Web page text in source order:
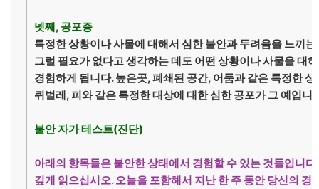
넷째, 공포증
특정한 상황이나 사물에 대해서 심한 불안과 두려움을 느끼
그럴 필요가 없다고 생각하는 데도 어떤 상황이나 사물을 대
경험하게 됩니다. 높은곳, 폐쇄된 공간, 어둠과 같은 특정한
퀴벌레, 피와 같은 특정한 대상에 대한 심한 공포가 그 예입니
불안 자가 테스트(진단)
아래의 항목들은 불안한 상태에서 경험할 수 있는 것들입니
깊게 읽으십시오. 오늘을 포함해서 지난 한 주 동안 당신의 경